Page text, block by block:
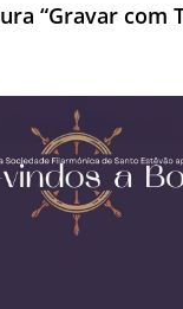
“Gravar com